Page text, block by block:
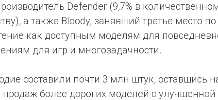
Defender (9,7% в
а также Bloody, занявший третье место
как доступным моделям для
для игр и многозадачности.
составили почти 3 млн штук, оставшись
более дорогих моделей с